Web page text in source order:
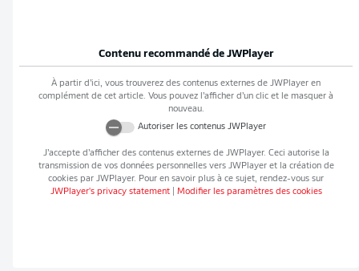
Contenu recommandé de JWPlayer
À partir d’ici, vous trouverez des contenus externes de JWPlayer en
complément de cet article. Vous pouvez l’afficher d’un clic et le masquer à
nouveau.
Autoriser les contenus JWPlayer
J’accepte d’afficher des contenus externes de JWPlayer. Ceci autorise la
transmission de vos données personnelles vers JWPlayeret la création de
cookies par JWPlayer. Pour en savoir plus à ce sujet, rendez-vous sur
JWPlayer's privacy statement| Modifier les paramètres des cookies